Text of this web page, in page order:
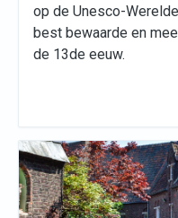
op de Unesco-
best bewaarde en
de 13de eeuw.